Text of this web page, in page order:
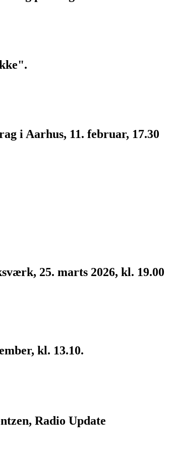
i Aarhus, 11. februar, 17.30
25. marts 2026, kl. 19.00
kl. 13.10.
Radio Update